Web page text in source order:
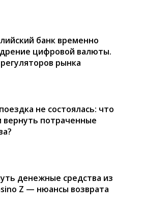
банк временно
цифровой валюты.
рынка
не состоялась: что
потраченные
денежные средства из
Z — нюансы возврата